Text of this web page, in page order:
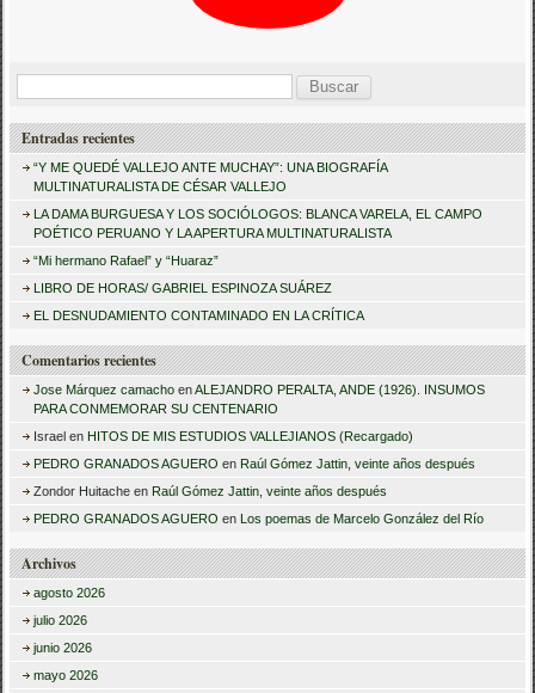
s
a
Entradas recientes
“Y ME QUEDÉ VALLEJO ANTE MUCHAY”: UNA BIOGRAFÍA
MULTINATURALISTA DE CÉSAR VALLEJO
LA DAMA BURGUESA Y LOS SOCIÓLOGOS: BLANCA VARELA, EL CAMPO
POÉTICO PERUANO Y LA APERTURA MULTINATURALISTA
“Mi hermano Rafael” y “Huaraz”
LIBRO DE HORAS/ GABRIEL ESPINOZA SUÁREZ
EL DESNUDAMIENTO CONTAMINADO EN LA CRÍTICA
Comentarios recientes
Jose Márquez camacho enALEJANDRO PERALTA, ANDE (1926). INSUMOS
PARA CONMEMORAR SU CENTENARIO
Israel en HITOS DE MIS ESTUDIOS VALLEJIANOS (Recargado)
PEDRO GRANADOS AGUERO en Raúl Gómez Jattin, veinte años después
Zondor Huitache en Raúl Gómez Jattin, veinte años después
PEDRO GRANADOS AGUERO en Los poemas de Marcelo González del Río
Archivos
agosto 2026
julio 2026
junio 2026
mayo 2026